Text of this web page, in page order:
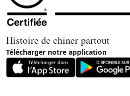
Histoire de chiner partout
Télécharger notre application